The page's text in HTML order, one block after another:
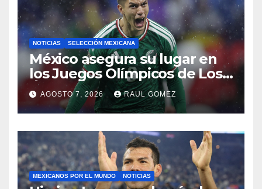
NOTICIAS SELECCIÓN MEXICANA
México asegura su lugar en
los Juegos Olímpicos de Los
Ángeles 2028
AGOSTO 7, 2026 RAUL GOMEZ
MEXICANOS POR EL MUNDO NOTICIAS